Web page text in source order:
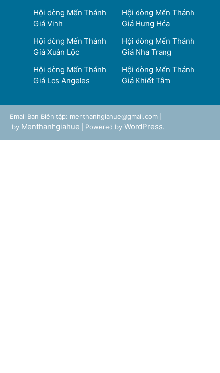
Hội dòng Mến Thánh
Giá Vinh
Hội dòng Mến Thánh
Giá Hưng Hóa
Hội dòng Mến Thánh
Giá Xuân Lộc
Hội dòng Mến Thánh
Giá Nha Trang
Hội dòng Mến Thánh
Giá Los Angeles
Hội dòng Mến Thánh
Giá Khiết Tâm
Email Ban Biên tập: menthanhgiahue@gmail.com |
by Menthanhgiahue | Powered by WordPress.